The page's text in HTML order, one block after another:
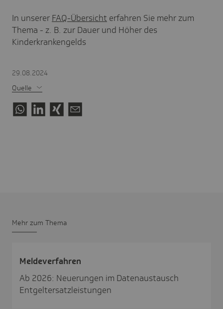
In unserer FAQ-Übersicht erfahren Sie mehr zum
Thema - z. B. zur Dauer und Höher des
Kinderkrankengelds
29.08.2024
Quelle
Mehr zum Thema
Melde­ver­fahren
Ab 2026: Neuerungen im Datenaustausch
Entgeltersatzleistungen